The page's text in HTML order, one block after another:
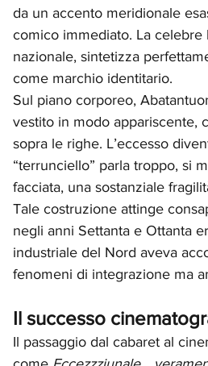
da un accento meridionale
comico immediato. La celebre
nazionale, sintetizza
come marchio identitario.
Sul piano corporeo,
vestito in modo appariscente,
sopra le righe. L’eccesso
“terrunciello” parla troppo, si
facciata, una sostanziale
Tale costruzione attinge
negli anni Settanta e Ottanta
industriale del Nord aveva
fenomeni di integrazione ma
Il successo
Il passaggio dal cabaret al